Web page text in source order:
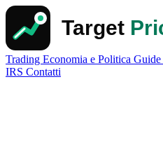
Trading Economia e Politica Guide
IRS Contatti